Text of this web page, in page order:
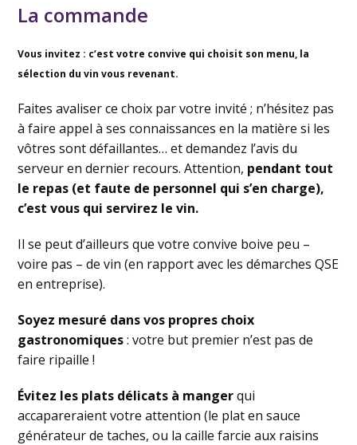
La commande
Vous invitez : c’est votre convive qui choisit son menu, la
sélection du vin vous revenant.
Faites avaliser ce choix par votre invité ; n’hésitez pas
à faire appel à ses connaissances en la matière si les
vôtres sont défaillantes… et demandez l’avis du
serveur en dernier recours. Attention, pendant tout
le repas (et faute de personnel qui s’en charge),
c’est vous qui servirez le vin.
Il se peut d’ailleurs que votre convive boive peu –
voire pas – de vin (en rapport avec les démarches QSE
en entreprise).
Soyez mesuré dans vos propres choix
gastronomiques: votre but premier n’est pas de
faire ripaille !
Évitez les plats délicats à mangerqui
accapareraient votre attention (le plat en sauce
générateur de taches, ou la caille farcie aux raisins